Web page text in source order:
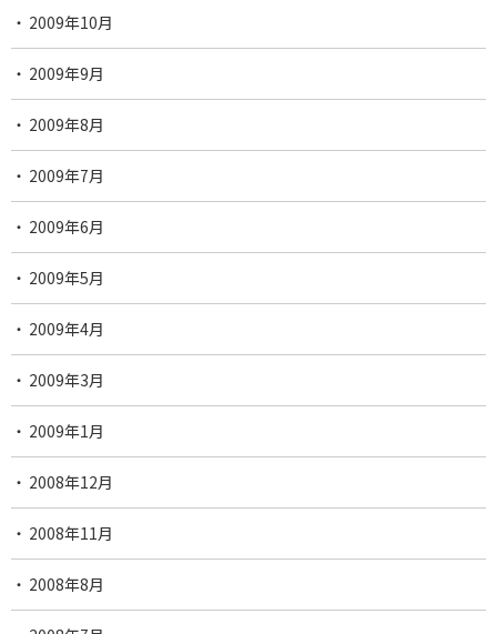
2009年10月
2009年9月
2009年8月
2009年7月
2009年6月
2009年5月
2009年4月
2009年3月
2009年1月
2008年12月
2008年11月
2008年8月